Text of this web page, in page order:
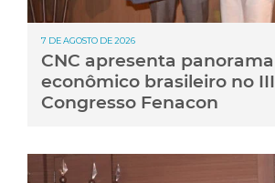
7 DE AGOSTO DE 2026
CNC apresenta panorama
econômico brasileiro no III
Congresso Fenacon